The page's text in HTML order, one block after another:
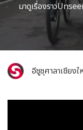
มาดูเรื่องราว
อีซูซุศาลาเชียงใ